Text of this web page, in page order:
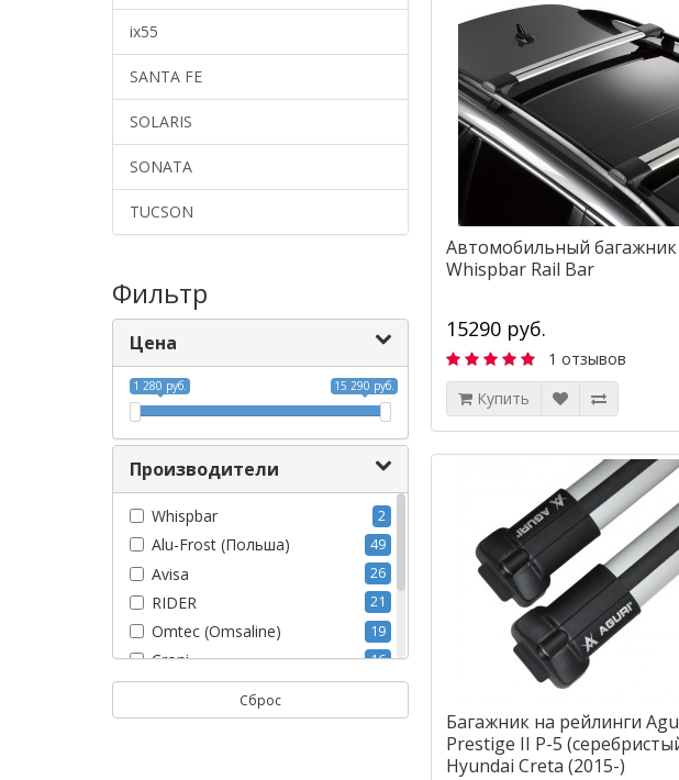
ix55
SANTA FE
SOLARIS
SONATA
TUCSON
Фильтр
Цена
1 280 руб. 15 290 руб.
Производители
Whispbar 2
Alu-Frost (Польша) 49
Avisa 26
RIDER 21
Omtec (Omsaline) 19
Croni 16
RGM 17
AGURI (Польша) 6
Сброс
Автомобильный багажник
Whispbar Rail Bar
15290 руб.
1 отзывов
Купить
Багажник на рейлинги
Prestige II P-5
Hyundai Creta (2015-)